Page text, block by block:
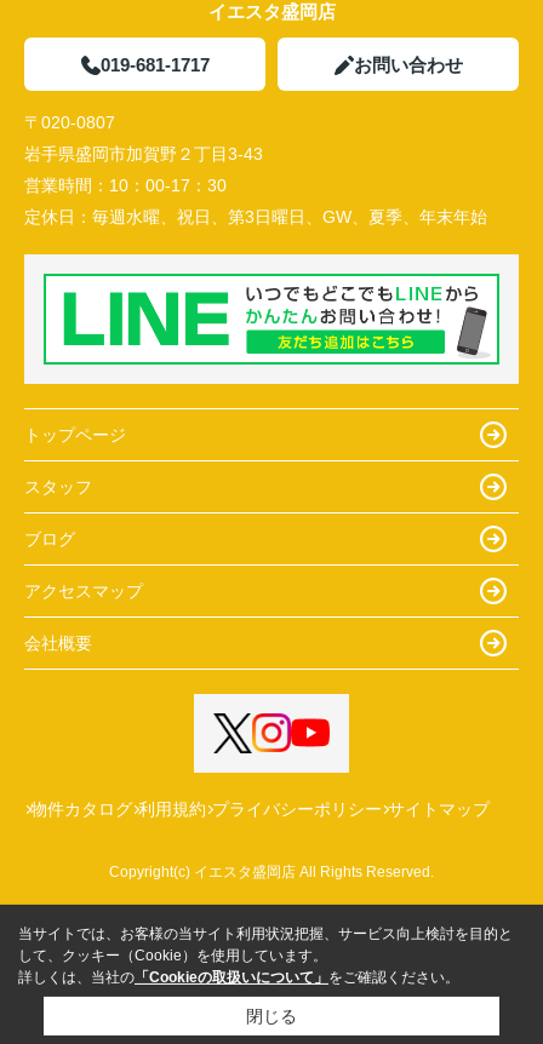
イエスタ盛岡店
019-681-1717 お問い合わせ
〒020-0807
岩手県盛岡市加賀野２丁目3-43
営業時間： 10：00-17：30
定休日： 毎週水曜、祝日、第3日曜日、GW、夏季、年末年始
トップページ
スタッフ
ブログ
アクセスマップ
会社概要
物件カタログ 利用規約 プライバシーポリシー サイトマップ
Copyright(c) イエスタ盛岡店 All Rights Reserved.
当サイトでは、お客様の当サイト利用状況把握、サービス向上検討を目的と
して、クッキー（Cookie）を使用しています。
詳しくは、当社の 「Cookieの取扱いについて」 をご確認ください。
閉じる